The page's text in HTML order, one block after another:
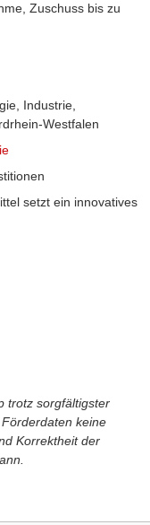
Zuschuss bis zu
Industrie,
Westfalen
setzt ein innovatives
trotz sorgfältigster
keine
Korrektheit der